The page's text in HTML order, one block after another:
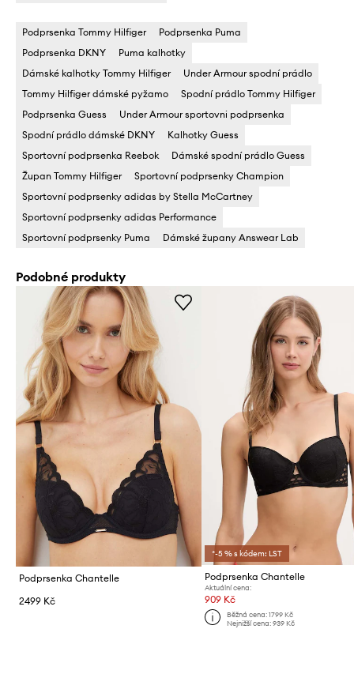
Podprsenka Tommy Hilfiger
Podprsenka Puma
Podprsenka DKNY
Puma kalhotky
Dámské kalhotky Tommy Hilfiger
Under Armour spodní prádlo
Tommy Hilfiger dámské pyžamo
Spodní prádlo Tommy Hilfiger
Podprsenka Guess
Under Armour sportovni podprsenka
Spodní prádlo dámské DKNY
Kalhotky Guess
Sportovní podprsenka Reebok
Dámské spodní prádlo Guess
Župan Tommy Hilfiger
Sportovní podprsenky Champion
Sportovní podprsenky adidas by Stella McCartney
Sportovní podprsenky adidas Performance
Sportovní podprsenky Puma
Dámské župany Answear Lab
Podobné produkty
Podprsenka Chantelle
2499 Kč
*-5 % s kódem: LST
Podprsenka Chantelle
Aktuální cena:
909 Kč
Běžná cena: 1799 Kč
Nejnižší cena: 939 Kč